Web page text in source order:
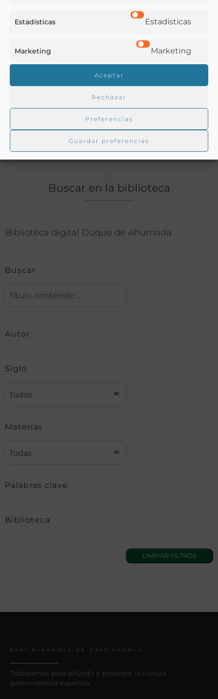
Estadísticas Estadísticas
Marketing Marketing
Aceptar
Rechazar
Preferencias
Guardar preferencias
Bebidas,Enología y Viticultura Medicina, Química
Ver más libros con las palabras clave:
Plagas, Viñas
COMPARTIR
Buscar en la biblioteca
Biblioteca digital Duque de Ahumada
Buscar
Autor
Siglo
Todos
Materias
Todas
Palabras clave
Biblioteca
Real Academia de Gastronomía
Trabajamos para difundir y proteger la cultura
gastronómica española.